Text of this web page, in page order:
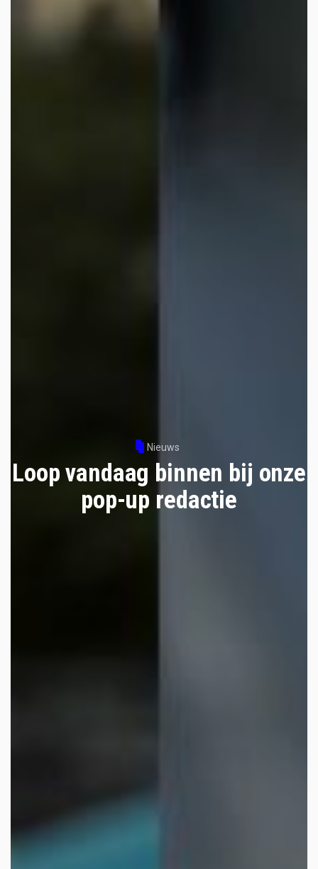
Nieuws
Loop vandaag binnen bij onze
pop-up redactie